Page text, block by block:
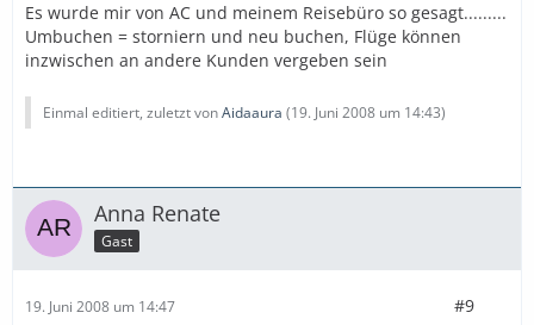
Es wurde mir von AC und meinem Reisebüro so gesagt.........
Umbuchen = storniern und neu buchen, Flüge können
inzwischen an andere Kunden vergeben sein
Einmal editiert, zuletzt vonAidaaura (19. Juni 2008 um 14:43)
Anna Renate
Gast
19. Juni 2008 um 14:47 #9